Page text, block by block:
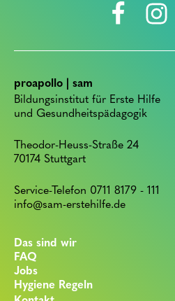
proapollo | sam
Bildungsinstitut für Erste Hilfe
und Gesundheitspädagogik
Theodor-Heuss-Straße 24
70174 Stuttgart
Service-Telefon 0711 8179 - 111
info@sam-erstehilfe.de
Das sind wir
FAQ
Jobs
Hygiene Regeln